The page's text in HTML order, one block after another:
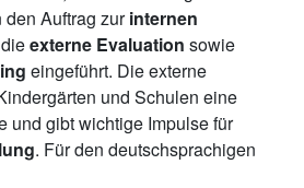
Auftrag zurinternen
externe Evaluation sowie
eingeführt. Die externe
und Schulen eine
und gibt wichtige Impulse für
. Für den deutschsprachigen